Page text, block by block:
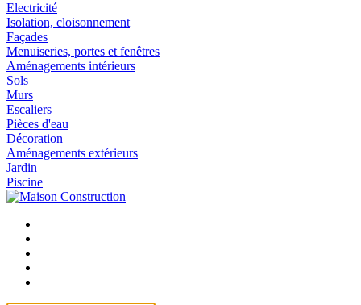
Electricité
Isolation, cloisonnement
Façades
Menuiseries, portes et fenêtres
Aménagements intérieurs
Sols
Murs
Escaliers
Pièces d'eau
Décoration
Aménagements extérieurs
Jardin
Piscine